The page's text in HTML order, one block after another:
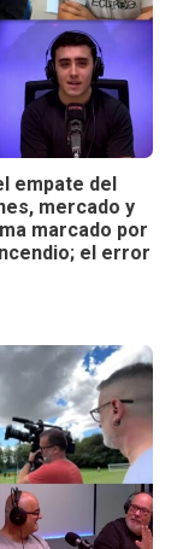
empate del
mercado y
marcado por
el error